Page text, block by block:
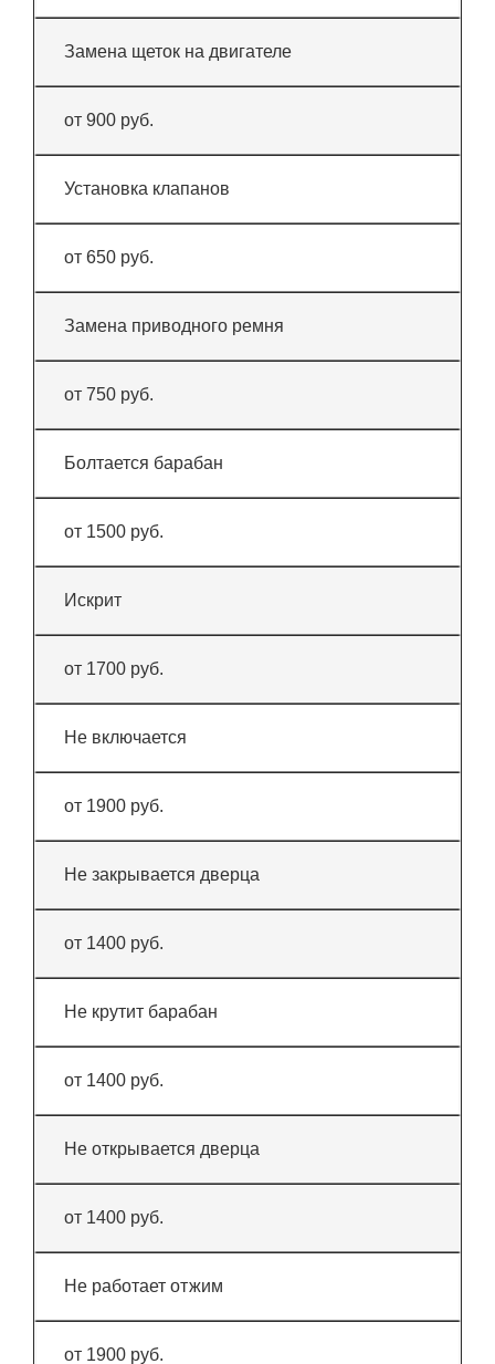
Замена щеток на двигателе
от 900 руб.
Установка клапанов
от 650 руб.
Замена приводного ремня
от 750 руб.
Болтается барабан
от 1500 руб.
Искрит
от 1700 руб.
Не включается
от 1900 руб.
Не закрывается дверца
от 1400 руб.
Не крутит барабан
от 1400 руб.
Не открывается дверца
от 1400 руб.
Не работает отжим
от 1900 руб.